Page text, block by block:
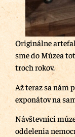
Originálne
sme do Múzea
troch rokov.
Až teraz sa nám
exponátov na
Návštevníci
oddelenia